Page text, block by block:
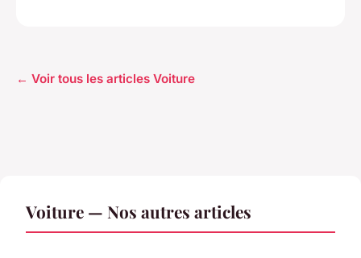
← Voir tous les articles Voiture
Voiture — Nos autres articles